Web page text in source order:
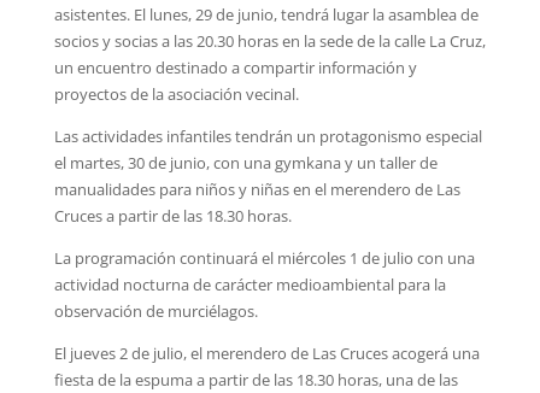
asistentes. El lunes, 29 de junio, tendrá lugar la asamblea de
socios y socias a las 20.30 horas en la sede de la calle La Cruz,
un encuentro destinado a compartir información y
proyectos de la asociación vecinal.
Las actividades infantiles tendrán un protagonismo especial
el martes, 30 de junio, con una gymkana y un taller de
manualidades para niños y niñas en el merendero de Las
Cruces a partir de las 18.30 horas.
La programación continuará el miércoles 1 de julio con una
actividad nocturna de carácter medioambiental para la
observación de murciélagos.
El jueves 2 de julio, el merendero de Las Cruces acogerá una
fiesta de la espuma a partir de las 18.30 horas, una de las